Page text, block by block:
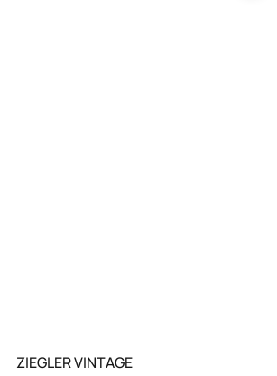
ZIEGLER VINTAGE